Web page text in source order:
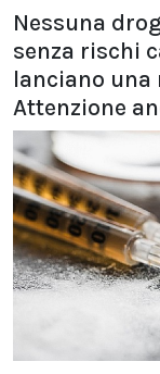
Nessuna
senza rischi
lanciano
Attenzione